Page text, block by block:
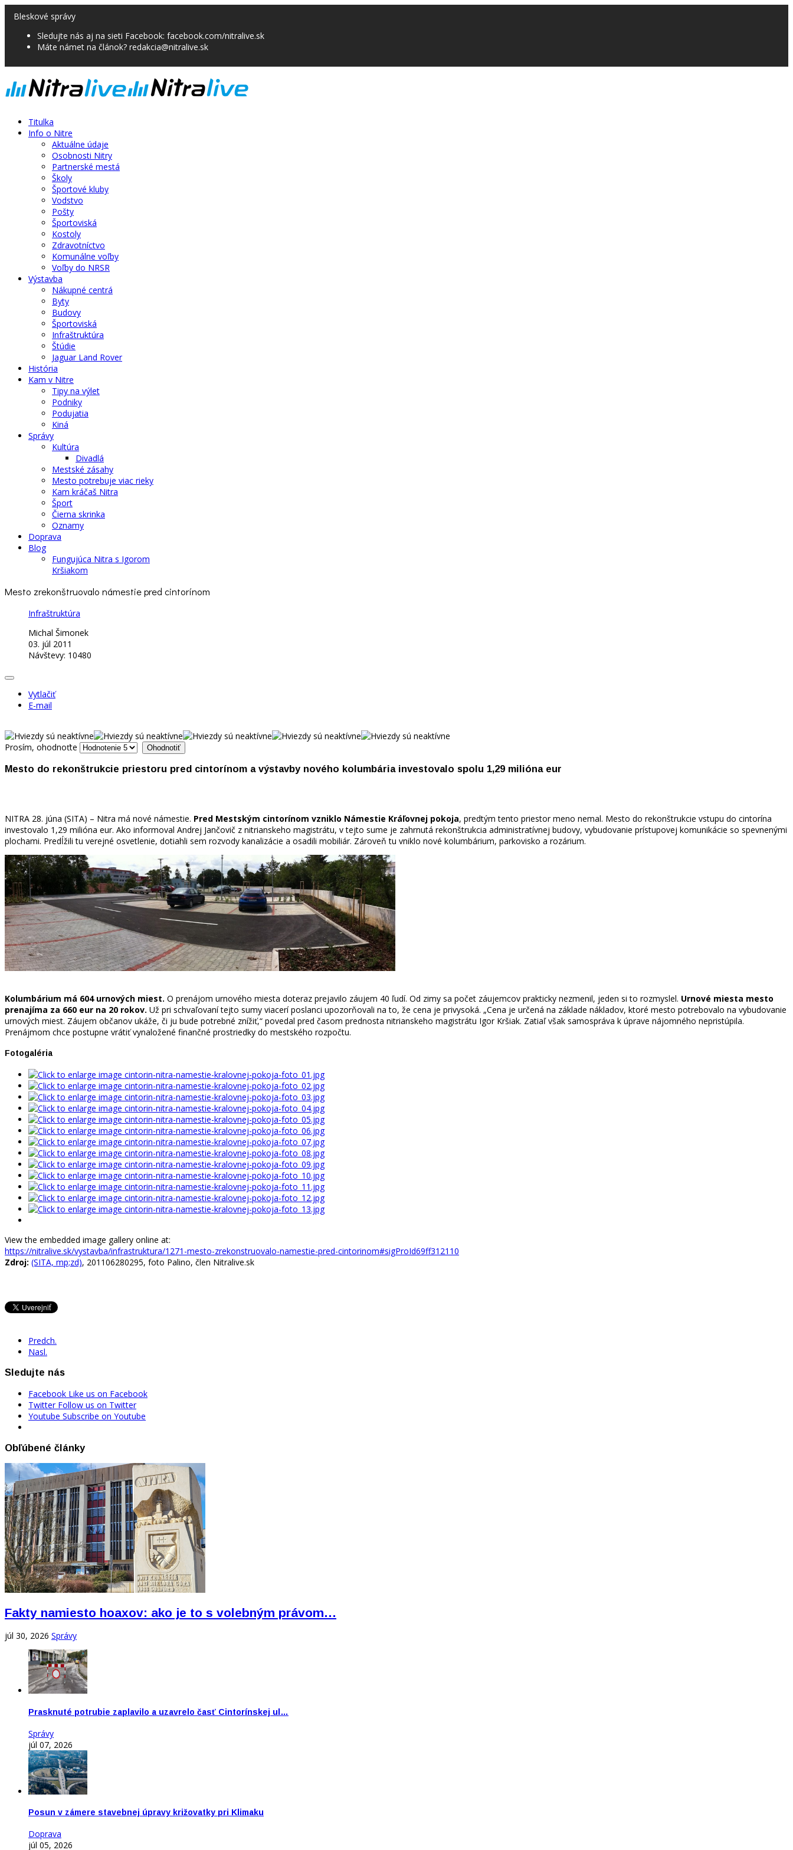
Bleskové správy
Sledujte nás aj na sieti Facebook: facebook.com/nitralive.sk
Máte námet na článok? redakcia@nitralive.sk
Titulka
Info o Nitre
Aktuálne údaje
Osobnosti Nitry
Partnerské mestá
Školy
Športové kluby
Vodstvo
Pošty
Športoviská
Kostoly
Zdravotníctvo
Komunálne voľby
Voľby do NRSR
Výstavba
Nákupné centrá
Byty
Budovy
Športoviská
Infraštruktúra
Štúdie
Jaguar Land Rover
História
Kam v Nitre
Tipy na výlet
Podniky
Podujatia
Kiná
Správy
Kultúra
Divadlá
Mestské zásahy
Mesto potrebuje viac rieky
Kam kráčaš Nitra
Šport
Čierna skrinka
Oznamy
Doprava
Blog
Fungujúca Nitra s Igorom
Kršiakom
Mesto zrekonštruovalo námestie pred cintorínom
Infraštruktúra
Michal Šimonek
03. júl 2011
Návštevy: 10480
Vytlačiť
E-mail
Prosím, ohodnoťte
Mesto do rekonštrukcie priestoru pred cintorínom a výstavby nového kolumbária investovalo spolu 1,29 milióna eur
NITRA 28. júna (SITA) – Nitra má nové námestie. Pred Mestským cintorínom vzniklo Námestie Kráľovnej pokoja, predtým tento priestor meno nemal. Mesto do rekonštrukcie vstupu do cintorína
investovalo 1,29 milióna eur. Ako informoval Andrej Jančovič z nitrianskeho magistrátu, v tejto sume je zahrnutá rekonštrukcia administratívnej budovy, vybudovanie prístupovej komunikácie so spevnenými
plochami. Predĺžili tu verejné osvetlenie, dotiahli sem rozvody kanalizácie a osadili mobiliár. Zároveň tu vniklo nové kolumbárium, parkovisko a rozárium.
Kolumbárium má 604 urnových miest. O prenájom urnového miesta doteraz prejavilo záujem 40 ľudí. Od zimy sa počet záujemcov prakticky nezmenil, jeden si to rozmyslel. Urnové miesta mesto
prenajíma za 660 eur na 20 rokov. Už pri schvaľovaní tejto sumy viacerí poslanci upozorňovali na to, že cena je privysoká. „Cena je určená na základe nákladov, ktoré mesto potrebovalo na vybudovanie
urnových miest. Záujem občanov ukáže, či ju bude potrebné znížiť,“ povedal pred časom prednosta nitrianskeho magistrátu Igor Kršiak. Zatiaľ však samospráva k úprave nájomného nepristúpila.
Prenájmom chce postupne vrátiť vynaložené finančné prostriedky do mestského rozpočtu.
Fotogaléria
View the embedded image gallery online at:
https://nitralive.sk/vystavba/infrastruktura/1271-mesto-zrekonstruovalo-namestie-pred-cintorinom#sigProId69ff312110
Zdroj: (SITA, mp;zd), 201106280295, foto Palino, člen Nitralive.sk
Predch.
Nasl.
Sledujte nás
Facebook Like us on Facebook
Twitter Follow us on Twitter
Youtube Subscribe on Youtube
Obľúbené články
Fakty namiesto hoaxov: ako je to s volebným právom…
júl 30, 2026 Správy
Prasknuté potrubie zaplavilo a uzavrelo časť Cintorínskej ul…
Správy
júl 07, 2026
Posun v zámere stavebnej úpravy križovatky pri Klimaku
Doprava
júl 05, 2026